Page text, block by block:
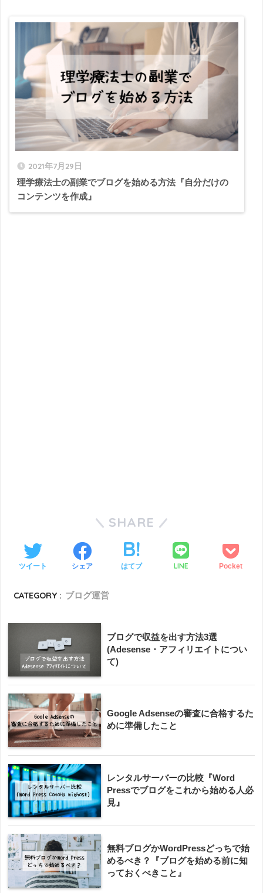
2021年7月29日
理学療法士の副業でブログを始める方法『自分だけの
コンテンツを作成』
SHARE
ツイート シェア はてブ LINE Pocket
CATEGORY : ブログ運営
ブログで収益を出す方法3選
(Adesense・アフィリエイトについ
て)
Google Adsenseの審査に合格するた
めに準備したこと
レンタルサーバーの比較『Word
Pressでブログをこれから始める人必
見』
無料ブログかWordPressどっちで始
めるべき？『ブログを始める前に知
っておくべきこと』